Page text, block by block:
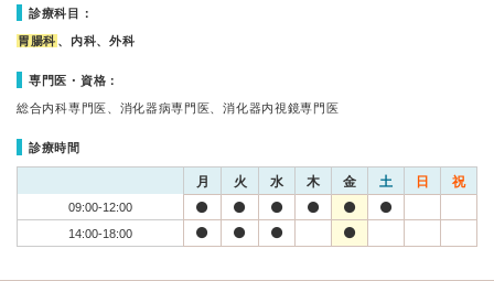
診療科目：
胃腸科 、内科、外科
専門医・資格：
総合内科専門医、消化器病専門医、消化器内視鏡専門医
診療時間
月 火 水 木 金 土 日 祝
09:00-12:00
14:00-18:00